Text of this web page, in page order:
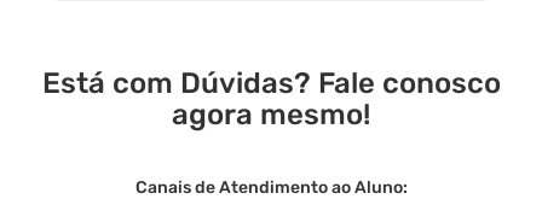
Está com Dúvidas? Fale conosco
agora mesmo!
Canais de Atendimento ao Aluno: